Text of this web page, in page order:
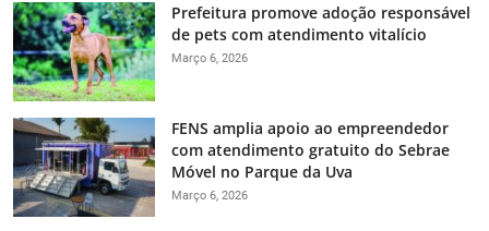
Prefeitura promove adoção responsável
de pets com atendimento vitalício
Março 6, 2026
FENS amplia apoio ao empreendedor
com atendimento gratuito do Sebrae
Móvel no Parque da Uva
Março 6, 2026